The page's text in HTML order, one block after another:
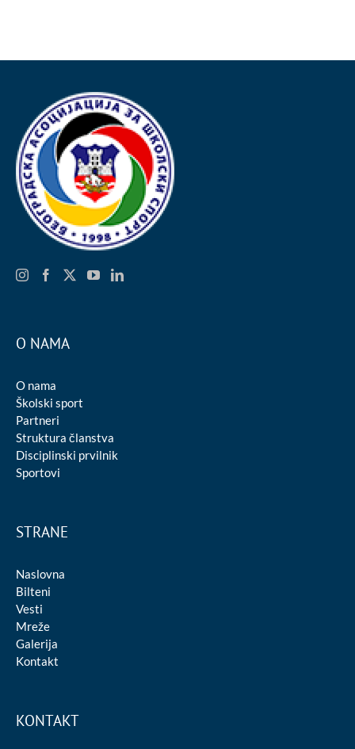
O NAMA
O nama
Školski sport
Partneri
Struktura članstva
Disciplinski prvilnik
Sportovi
STRANE
Naslovna
Bilteni
Vesti
Mreže
Galerija
Kontakt
KONTAKT